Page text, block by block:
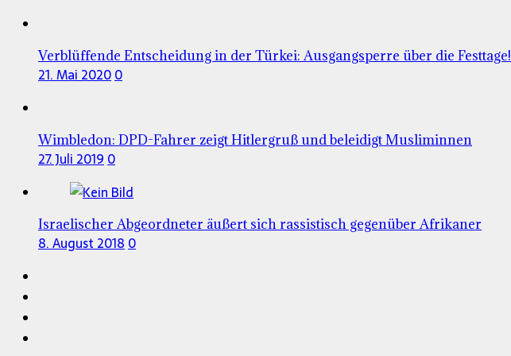
Verblüffende Entscheidung in der Türkei: Ausgangsperre über die Festtage!
21. Mai 20200
Wimbledon: DPD-Fahrer zeigt Hitlergruß und beleidigt Musliminnen
27. Juli 2019 0
Israelischer Abgeordneter äußert sich rassistisch gegenüber Afrikaner
8. August 2018 0